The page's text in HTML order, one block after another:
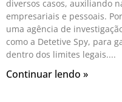
diversos casos, auxiliando
empresariais e pessoais.
uma agência de
como a Detetive Spy, para
dentro dos limites legais.
Continuar lendo »